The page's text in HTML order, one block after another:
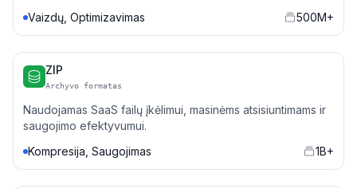
Vaizdų, Optimizavimas
500M+
ZIP
Archyvo formatas
Naudojamas SaaS failų įkėlimui, masinėms atsisiuntimams ir
saugojimo efektyvumui.
Kompresija, Saugojimas
1B+